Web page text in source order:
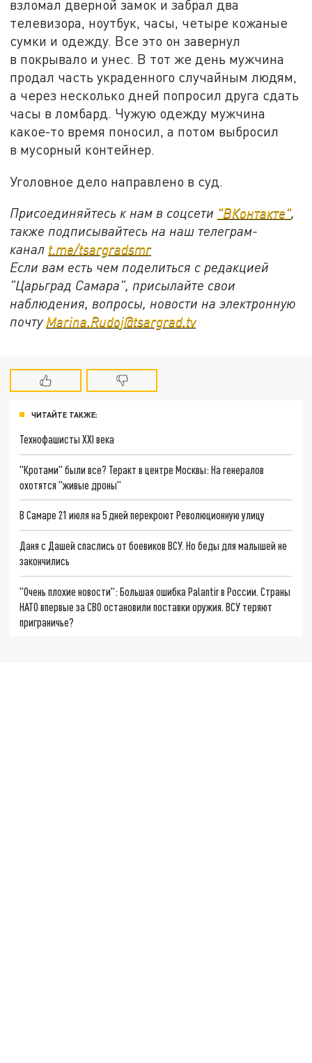
взломал дверной замок и забрал два
телевизора, ноутбук, часы, четыре кожаные
сумки и одежду. Все это он завернул
в покрывало и унес. В тот же день мужчина
продал часть украденного случайным людям,
а через несколько дней попросил друга сдать
часы в ломбард. Чужую одежду мужчина
какое-то время поносил, а потом выбросил
в мусорный контейнер.
Уголовное дело направлено в суд.
Присоединяйтесь к нам в соцсети "ВКонтакте",
также подписывайтесь на наш телеграм-
канал t.me/tsargradsmr
Если вам есть чем поделиться с редакцией
"Царьград Самара", присылайте свои
наблюдения, вопросы, новости на электронную
почту Marina.Rudoj@tsargrad.tv
ЧИТАЙТЕ ТАКЖЕ:
Технофашисты XXI века
"Кротами" были все? Теракт в центре Москвы: На генералов
охотятся "живые дроны"
В Самаре 21 июля на 5 дней перекроют Революционную улицу
Даня с Дашей спаслись от боевиков ВСУ. Но беды для малышей не
закончились
"Очень плохие новости": Большая ошибка Palantir в России. Страны
НАТО впервые за СВО остановили поставки оружия. ВСУ теряют
приграничье?